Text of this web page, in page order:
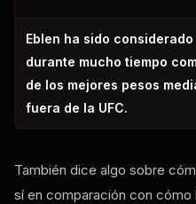
Eblen ha sido considerado
durante mucho tiempo
de los mejores pesos
fuera de la UFC.
También dice algo sobre
sí en comparación con